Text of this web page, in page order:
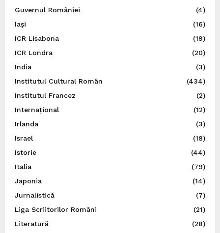
Guvernul României
(4)
Iaşi
(16)
ICR Lisabona
(19)
ICR Londra
(20)
India
(3)
Institutul Cultural Român
(434)
Institutul Francez
(2)
Internațional
(12)
Irlanda
(3)
Israel
(18)
Istorie
(44)
Italia
(79)
Japonia
(14)
Jurnalistică
(7)
Liga Scriitorilor Români
(21)
Literatură
(28)